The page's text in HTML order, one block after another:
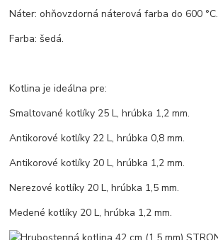
Náter: ohňovzdorná náterová farba do 600 °C.
Farba: šedá.
Kotlina je ideálna pre:
Smaltované kotlíky 25 L, hrúbka 1,2 mm.
Antikorové kotlíky 22 L, hrúbka 0,8 mm.
Antikorové kotlíky 20 L, hrúbka 1,2 mm.
Nerezové kotlíky 20 L, hrúbka 1,5 mm.
Medené kotlíky 20 L, hrúbka 1,2 mm.